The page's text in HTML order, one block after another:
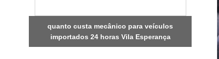
quanto custa mecânico para veículos
importados 24 horas Vila Esperança